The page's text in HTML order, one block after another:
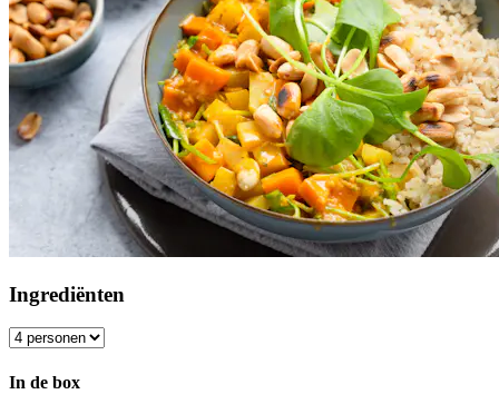
Ingrediënten
In de box